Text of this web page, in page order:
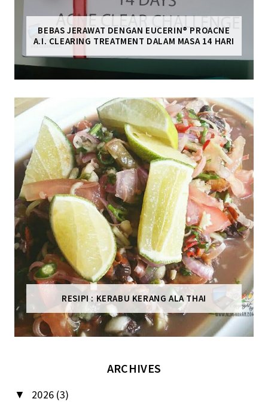
BEBAS JERAWAT DENGAN EUCERIN® PROACNE
A.I. CLEARING TREATMENT DALAM MASA 14 HARI
RESIPI : KERABU KERANG ALA THAI
ARCHIVES
▼ 2026 (3)